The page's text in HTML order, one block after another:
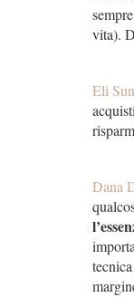
vita).
Eli
Dana